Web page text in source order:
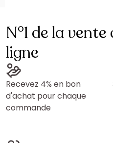
N°1 de la
ligne
Recevez 4% en bon
d'achat pour chaque
commande